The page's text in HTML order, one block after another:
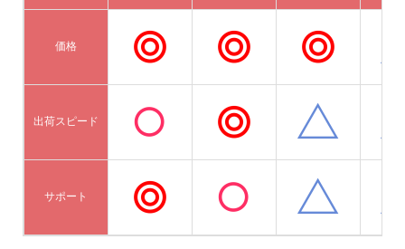
価格
出荷スピード
サポート